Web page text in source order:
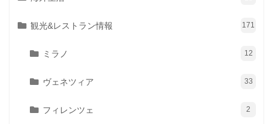
観光&レストラン情報 171
ミラノ 12
ヴェネツィア 33
フィレンツェ 2